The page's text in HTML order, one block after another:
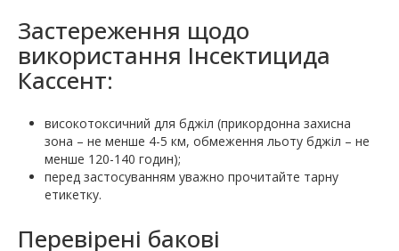
Застереження щодо
використання Інсектицида
Кассент:
високотоксичний для бджіл (прикордонна захисна
зона – не менше 4-5 км, обмеження льоту бджіл – не
менше 120-140 годин);
перед застосуванням уважно прочитайте тарну
етикетку.
Перевірені бакові